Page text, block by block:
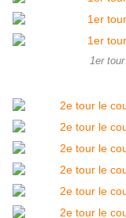
1er